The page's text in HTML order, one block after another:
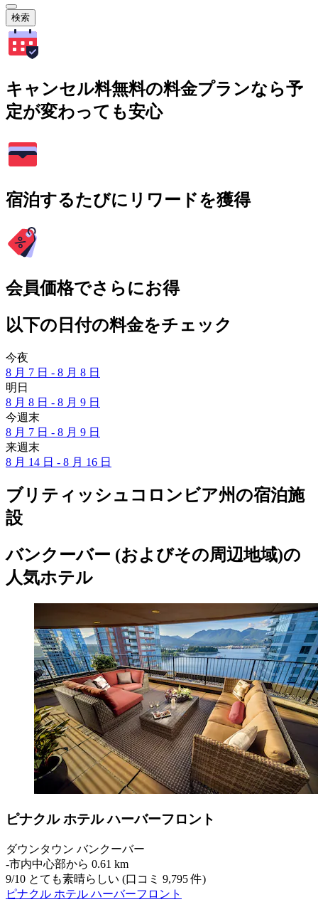
検索
キャンセル料無料の料金プランなら予
定が変わっても安心
宿泊するたびにリワードを獲得
会員価格でさらにお得
以下の日付の料金をチェック
今夜
8 月 7 日 - 8 月 8 日
明日
8 月 8 日 - 8 月 9 日
今週末
8 月 7 日 - 8 月 9 日
来週末
8 月 14 日 - 8 月 16 日
ブリティッシュコロンビア州の宿泊施
設
バンクーバー (およびその周辺地域)の
人気ホテル
ピナクル ホテル ハーバーフロント
ダウンタウン バンクーバー
‐市内中心部から 0.61 km
9/10 とても素晴らしい (口コミ 9,795 件)
ピナクル ホテル ハーバーフロント